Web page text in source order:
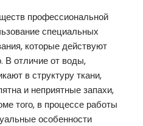
профессиональной
специальных
которые действуют
В отличие от воды,
в структуру ткани,
и неприятные запахи,
того, в процессе работы
особенности